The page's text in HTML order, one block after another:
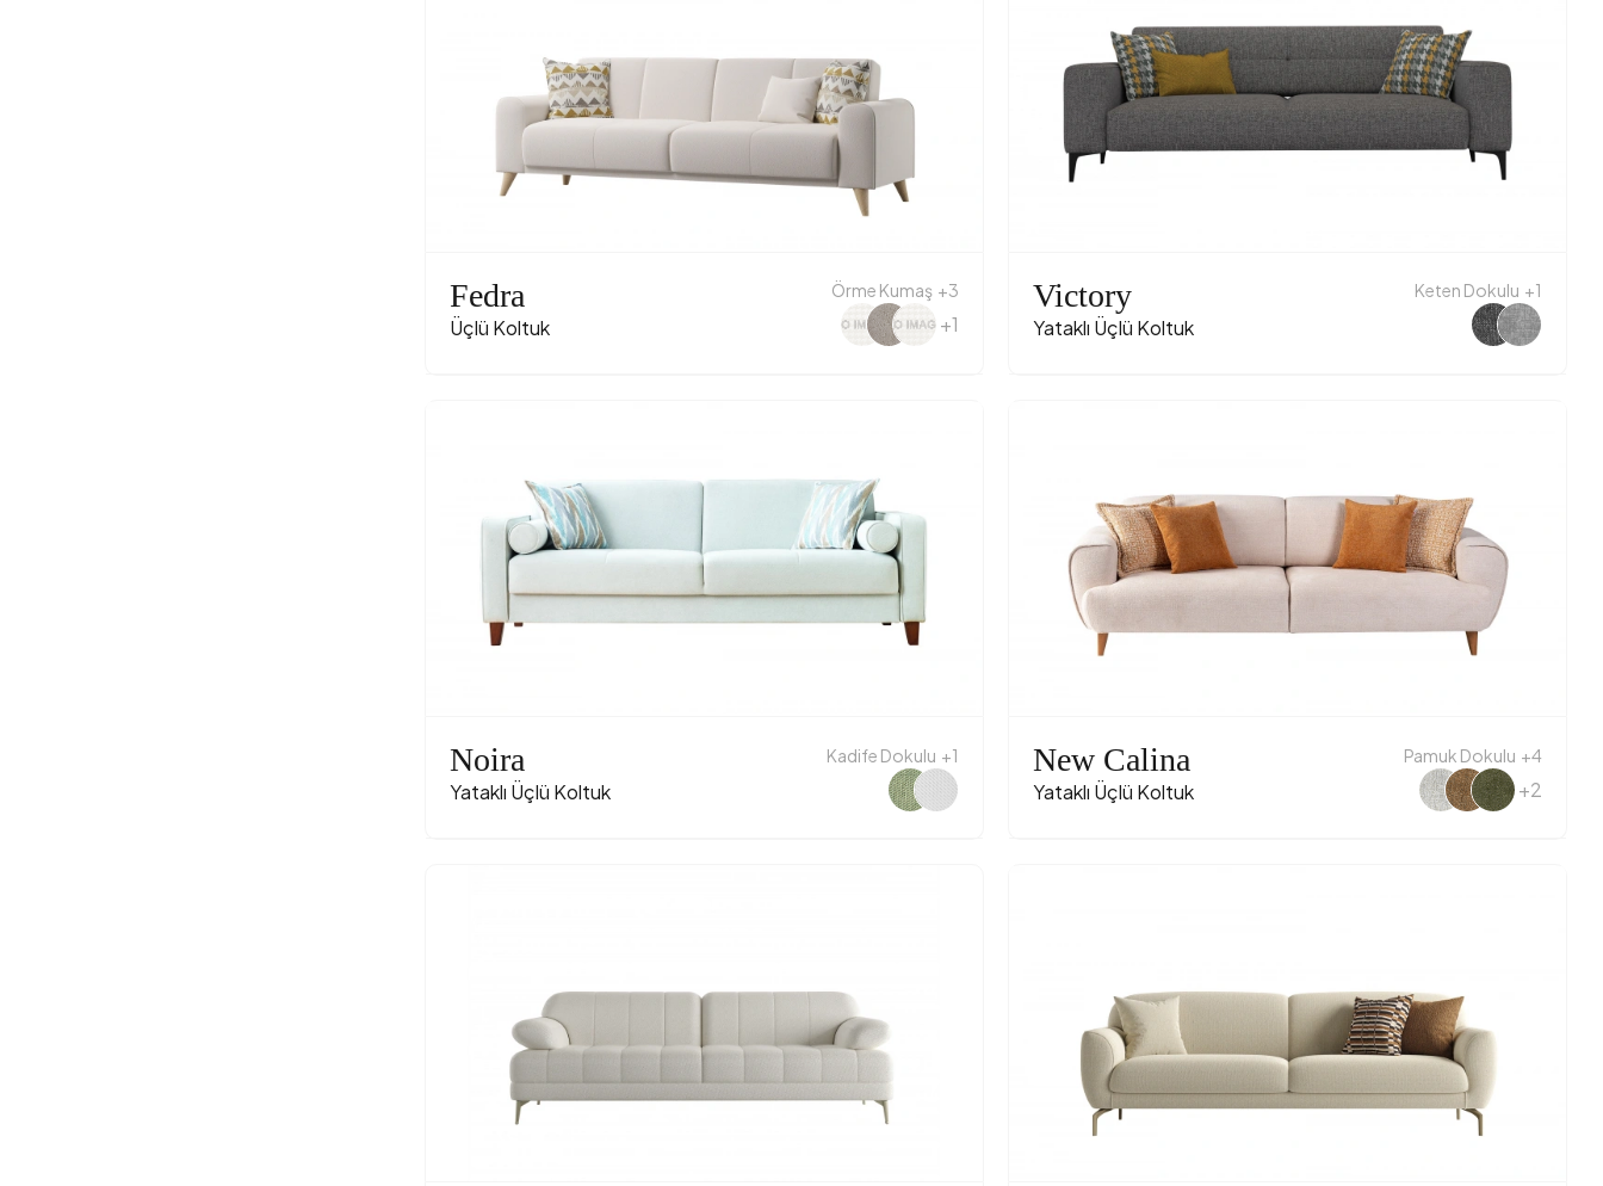
Fedra
Üçlü Koltuk
Örme Kumaş +3
+1
Victory
Yataklı Üçlü Koltuk
Keten Dokulu +1
Noira
Yataklı Üçlü Koltuk
Kadife Dokulu +1 New Calina
Yataklı Üçlü Koltuk
Pamuk Dokulu +4
+2